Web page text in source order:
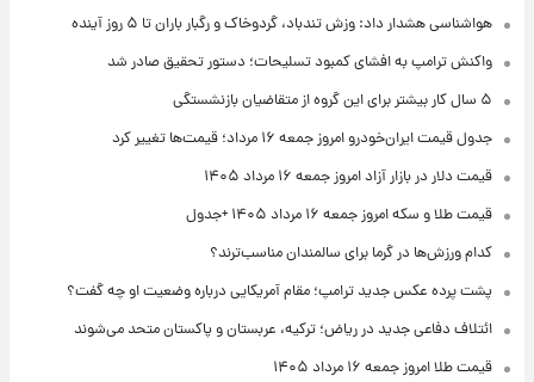
هواشناسی هشدار داد: وزش تندباد، گردوخاک و رگبار باران تا ۵ روز آینده
واکنش ترامپ به افشای کمبود تسلیحات؛ دستور تحقیق صادر شد
۵ سال کار بیشتر برای این گروه از متقاضیان بازنشستگی
جدول قیمت ایران‌خودرو امروز جمعه ۱۶ مرداد؛ قیمت‌ها تغییر کرد
قیمت دلار در بازار آزاد امروز جمعه ۱۶ مرداد ۱۴۰۵
قیمت طلا و سکه امروز جمعه ۱۶ مرداد ۱۴۰۵ +جدول
کدام ورزش‌ها در گرما برای سالمندان مناسب‌ترند؟
پشت پرده عکس جدید ترامپ؛ مقام آمریکایی درباره وضعیت او چه گفت؟
ائتلاف دفاعی جدید در ریاض؛ ترکیه، عربستان و پاکستان متحد می‌شوند
قیمت طلا امروز جمعه ۱۶ مرداد ۱۴۰۵